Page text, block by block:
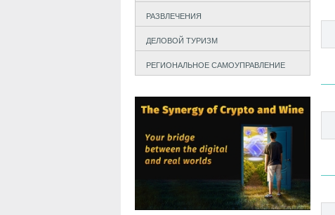
РАЗВЛЕЧЕНИЯ
ДЕЛОВОЙ ТУРИЗМ
РЕГИОНАЛЬНОЕ САМОУПРАВЛЕНИЕ